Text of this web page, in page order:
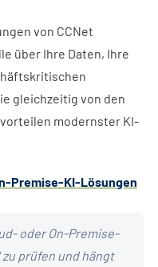
von CCNet
über Ihre Daten, Ihre
gleichzeitig von den
modernster KI-
Premise-KI-Lösungen
oder On-Premise-
prüfen und hängt